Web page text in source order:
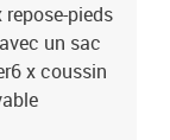
pieds
un sac
x coussin